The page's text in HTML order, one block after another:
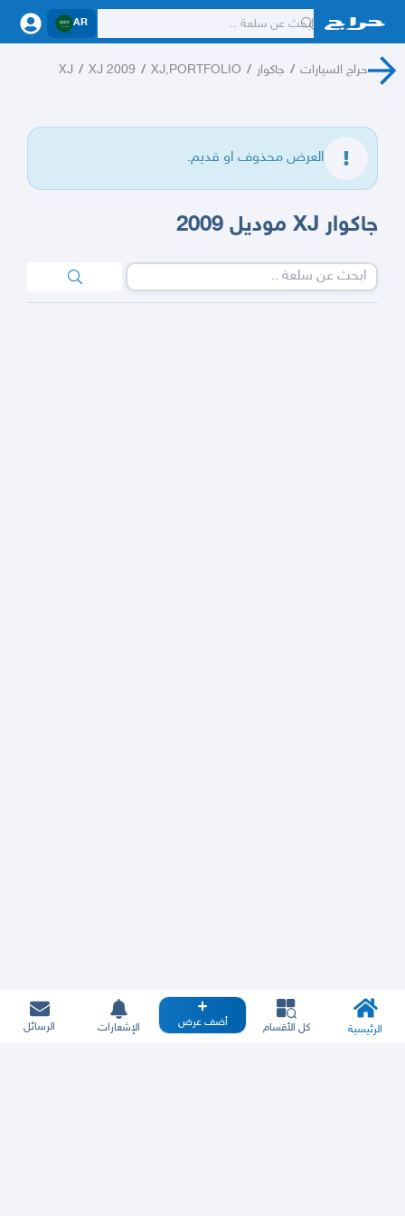
AR
حراج السيارات / جاكوار /
XJ,PORTFOLIO
/
XJ 2009
/
XJ
العرض محذوف او قديم.
جاكوار XJ موديل 2009
الرئيسية كل الأقسام أضف عرض الإشعارات الرسائل